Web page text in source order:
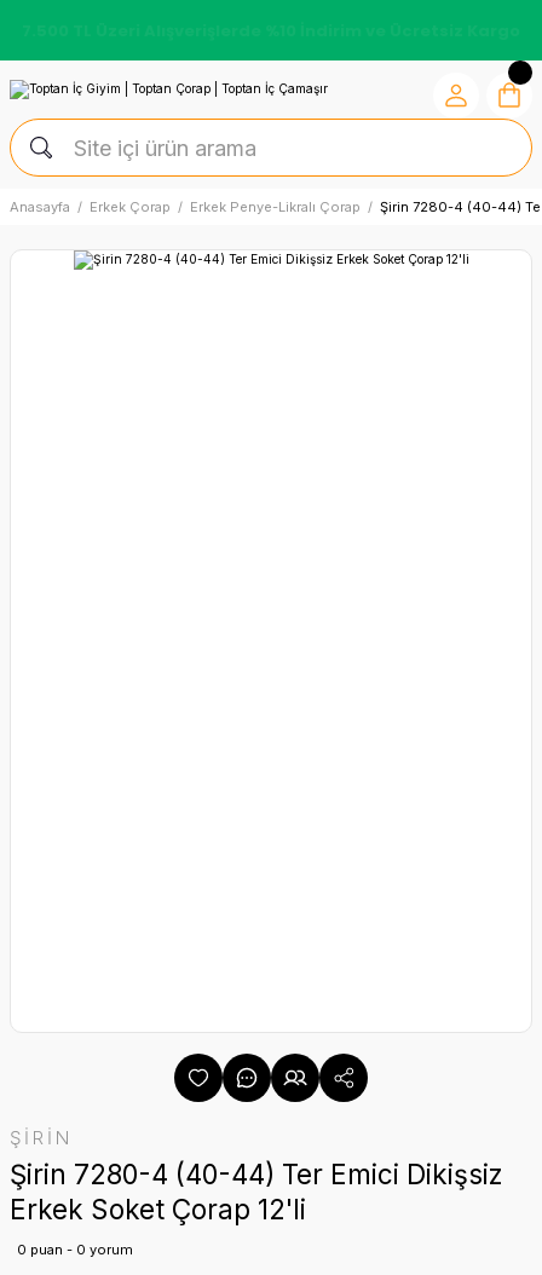
Anasayfa Erkek Çorap Erkek Penye-Likralı Çorap Şirin 7280-4 (40-44)
ŞİRİN
Şirin 7280-4 (40-44) Ter Emici Dikişsiz
Erkek Soket Çorap 12'li
0 puan - 0 yorum